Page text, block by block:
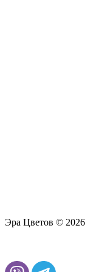
Эра Цветов © 2026